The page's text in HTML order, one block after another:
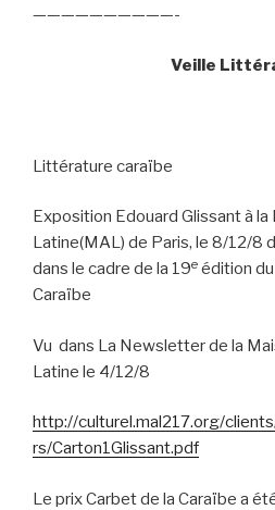
——————————-
Veille
Littérature caraïbe
Exposition Edouard Glissant à la
Latine(MAL) de Paris, le 8/12/8
dans le cadre de la 19e édition
Caraïbe
Vu dans La Newsletter de la
Latine le 4/12/8
http://culturel.mal217.org/
rs/Carton1Glissant.pdf
Le prix Carbet de la Caraïbe a